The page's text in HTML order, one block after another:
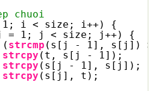
chuoi
i < size; i++) {
= 1; j < size; j++) {
( strcmp (s[j - 1], s[j])
strcpy (t, s[j - 1]);
strcpy (s[j - 1], s[j]);
strcpy (s[j], t);